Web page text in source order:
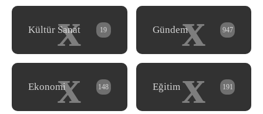
x
Kültür Sanat 19 x
Gündem 947
x
Ekonomi 148 x
Eğitim 191